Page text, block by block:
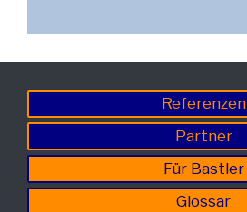
Referenzen
Partner
Für Bastler
Glossar